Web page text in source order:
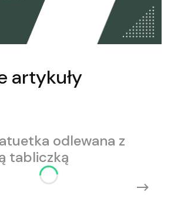
artykuły
odlewana z
tabliczką